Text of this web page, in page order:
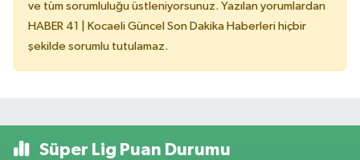
ve tüm sorumluluğu üstleniyorsunuz. Yazılan yorumlardan
HABER 41 | Kocaeli Güncel Son Dakika Haberleri hiçbir
şekilde sorumlu tutulamaz.
Süper Lig Puan Durumu